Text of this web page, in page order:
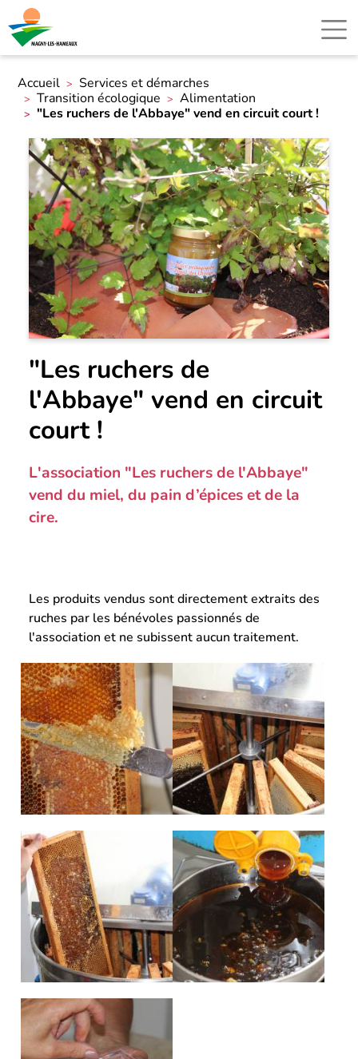
Accueil
Services et démarches
Transition écologique
Alimentation
"Les ruchers de l'Abbaye" vend en circuit court !
"Les ruchers de
l'Abbaye" vend en circuit
court !
L'association "Les ruchers de l'Abbaye"
vend du miel, du pain d’épices et de la
cire.
Les produits vendus sont directement extraits des
ruches par les bénévoles passionnés de
l'association et ne subissent aucun traitement.